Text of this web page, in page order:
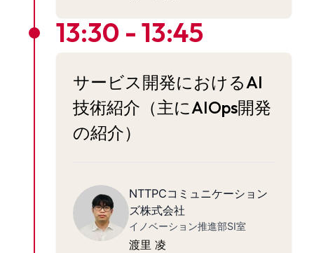
13:30 - 13:45
サービス開発におけるAI
技術紹介（主にAIOps開発
の紹介）
NTTPCコミュニケーション
ズ株式会社
イノベーション推進部SI室
渡里 凌